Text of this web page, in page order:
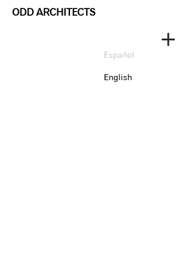
ODD ARCHITECTS
Español
English